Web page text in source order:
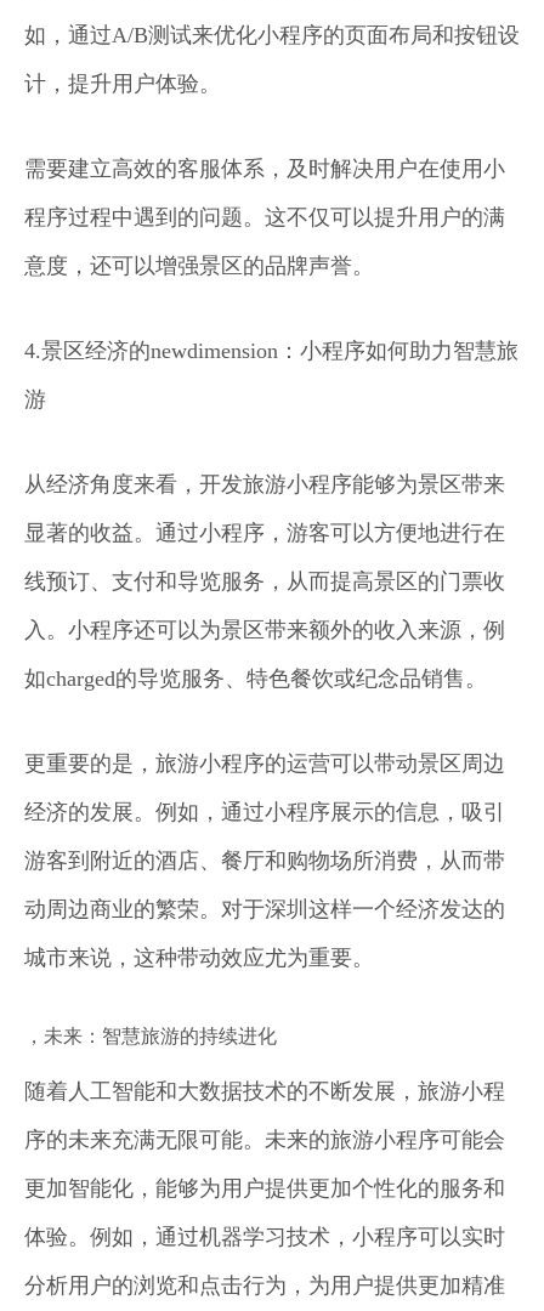
如，通过A/B测试来优化小程序的页面布局和按钮设
计，提升用户体验。
需要建立高效的客服体系，及时解决用户在使用小
程序过程中遇到的问题。这不仅可以提升用户的满
意度，还可以增强景区的品牌声誉。
4.景区经济的newdimension：小程序如何助力智慧旅
游
从经济角度来看，开发旅游小程序能够为景区带来
显著的收益。通过小程序，游客可以方便地进行在
线预订、支付和导览服务，从而提高景区的门票收
入。小程序还可以为景区带来额外的收入来源，例
如charged的导览服务、特色餐饮或纪念品销售。
更重要的是，旅游小程序的运营可以带动景区周边
经济的发展。例如，通过小程序展示的信息，吸引
游客到附近的酒店、餐厅和购物场所消费，从而带
动周边商业的繁荣。对于深圳这样一个经济发达的
城市来说，这种带动效应尤为重要。
，未来：智慧旅游的持续进化
随着人工智能和大数据技术的不断发展，旅游小程
序的未来充满无限可能。未来的旅游小程序可能会
更加智能化，能够为用户提供更加个性化的服务和
体验。例如，通过机器学习技术，小程序可以实时
分析用户的浏览和点击行为，为用户提供更加精准